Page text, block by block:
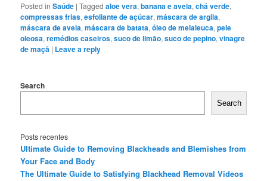
Posted in Saúde |Tagged aloe vera,banana e aveia,chá verde,
compressas frias,esfoliante de açúcar,máscara de argila,
máscara de aveia,máscara de batata,óleo de melaleuca,pele
oleosa,remédios caseiros,suco de limão,suco de pepino,vinagre
de maçã | Leave a reply
Search
Search
Posts recentes
Ultimate Guide to Removing Blackheads and Blemishes from
Your Face and Body
The Ultimate Guide to Satisfying Blackhead Removal Videos